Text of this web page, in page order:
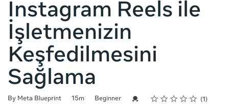
Instagram Reels ile
İşletmenizin
Keşfedilmesini
Sağlama
By Meta Blueprint
Duration 15m
Difficulty Beginner Credential For Completion
Rating
1 star
2 stars
3 stars
4 stars
5 stars
Average rating: 5.0 1
1 review